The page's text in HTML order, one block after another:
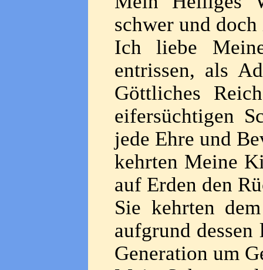
schwer und
Ich liebe
entrissen, als
Göttliches
eifersüchtigen
jede Ehre und
kehrten Meine
auf Erden den
Sie kehrten
aufgrund
Generation um